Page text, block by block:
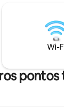
a
da
de
piscina
Wi-
pontos